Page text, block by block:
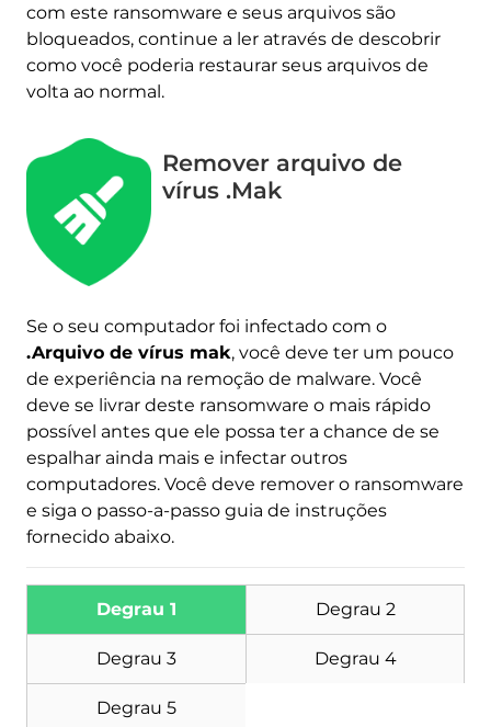
com este ransomware e seus arquivos são
bloqueados, continue a ler através de descobrir
como você poderia restaurar seus arquivos de
volta ao normal.
Remover arquivo de
vírus .Mak
Se o seu computador foi infectado com o
.Arquivo de vírus mak, você deve ter um pouco
de experiência na remoção de malware. Você
deve se livrar deste ransomware o mais rápido
possível antes que ele possa ter a chance de se
espalhar ainda mais e infectar outros
computadores. Você deve remover o ransomware
e siga o passo-a-passo guia de instruções
fornecido abaixo.
Degrau 1 Degrau 2
Degrau 3 Degrau 4
Degrau 5
Baixar
Remoção de Malware
Ferramenta